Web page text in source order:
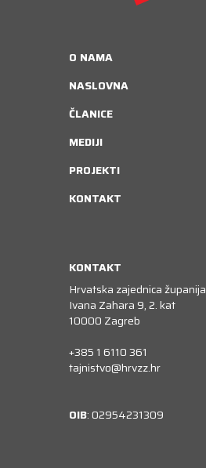
O NAMA
NASLOVNA
ČLANICE
MEDIJI
PROJEKTI
KONTAKT
KONTAKT
Hrvatska zajednica županija
Ivana Zahara 9, 2. kat
10000 Zagreb
+385 1 6110 361
tajnistvo@hrvzz.hr
OIB: 02954231309